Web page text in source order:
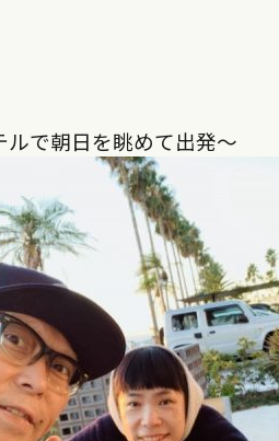
ルで朝日を眺めて出発〜